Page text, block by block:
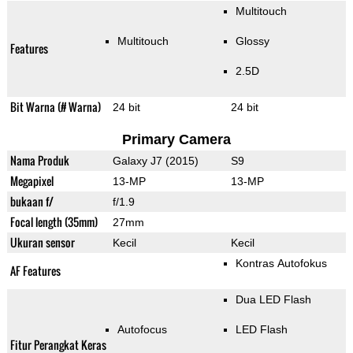
Features Multitouch
Multitouch
Glossy
2.5D
Bit Warna (# Warna) 24 bit 24 bit
Primary Camera
Nama Produk Galaxy J7 (2015) S9
Megapixel 13-MP 13-MP
bukaan f/ f/1.9
Focal length (35mm) 27mm
Ukuran sensor Kecil Kecil
AF Features Kontras Autofokus
Fitur Perangkat Keras
Autofocus
Dua LED Flash
LED Flash